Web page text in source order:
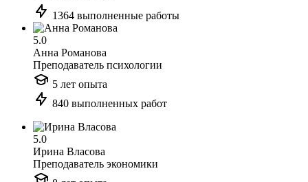
1364 выполненные работы
5.0
Анна Романова
Преподаватель психологии
5 лет опыта
840 выполненных работ
5.0
Ирина Власова
Преподаватель экономики